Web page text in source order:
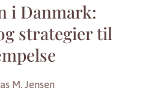
i Danmark:
strategier til
M. Jensen